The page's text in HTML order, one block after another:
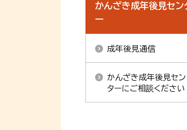
かんざき成年後見セン
ー
成年後見通信
かんざき成年後見セン
ターにご相談ください